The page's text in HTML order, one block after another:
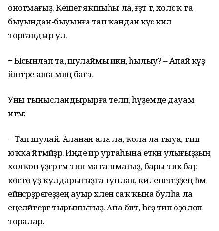
онотмағыҙ. Кешегә яҡшыһы ла, ғәҙәт тә, холоҡ та
быуындан-быуынға тап ҡандан күсә килә
торғандыр ул.
− Ысынлап та, шулаймы икән, һылыу? – Апай күҙ
йәштәре аша миңә баға.
Уны тынысландырырға теләп, һүҙемде дауам
итәм:
− Тап шулай. Аланан ала ла, ҡола ла тыуа, тип
юҡҡа әйтмәйҙәр. Инде ир уртаһына еткән улығыҙҙың
холҡон үҙгәртәм тип маташмағыҙ, бары тик бар
көстө үҙ ҡулдарығыҙға туплап, киленегеҙҙең һәм
ейәнсәрҙәрегеҙҙең ауыр хәлен саҡ ҡына булһа ла
еңеләйтергә тырышығыҙ. Ана бит, һеҙ тип өҙөлөп
торалар.